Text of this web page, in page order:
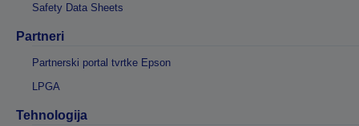
Safety Data Sheets
Partneri
Partnerski portal tvrtke Epson
LPGA
Tehnologija